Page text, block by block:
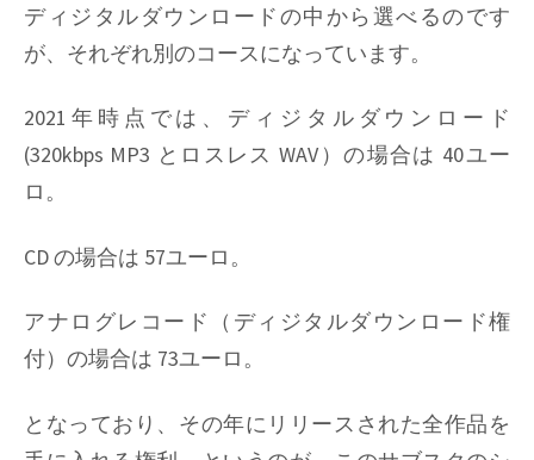
ディジタルダウンロードの中から選べるのです
が、それぞれ別のコースになっています。
2021年時点では、ディジタルダウンロード
(320kbps MP3 とロスレス WAV）の場合は 40ユー
ロ。
CD の場合は 57ユーロ。
アナログレコード（ディジタルダウンロード権
付）の場合は 73ユーロ。
となっており、その年にリリースされた全作品を